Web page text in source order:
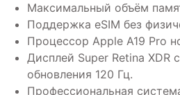
Максимальный объём
Поддержка eSIM без
Процессор Apple A19 Pro
Дисплей Super Retina XDR
обновления 120 Гц.
Профессиональная